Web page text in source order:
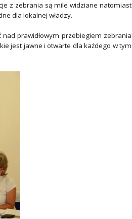
z zebrania są mile widziane natomiast
dla lokalnej władzy.
prawidłowym przebiegiem zebrania
jest jawne i otwarte dla każdego w tym